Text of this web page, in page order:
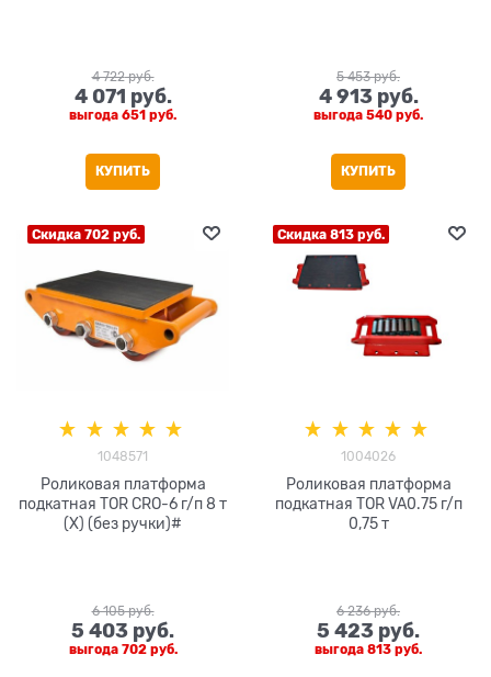
4 722 руб.
4 071 руб.
выгода 651 руб.
КУПИТЬ
5 453 руб.
4 913 руб.
выгода 540 руб.
КУПИТЬ
Скидка 702 руб.
1048571
Роликовая платформа
подкатная TOR CRO-6 г/п 8 т
(X) (без ручки)#
6 105 руб.
5 403 руб.
выгода 702 руб.
Скидка 813 руб.
1004026
Роликовая платформа
подкатная TOR VA0.75 г/п
0,75 т
6 236 руб.
5 423 руб.
выгода 813 руб.